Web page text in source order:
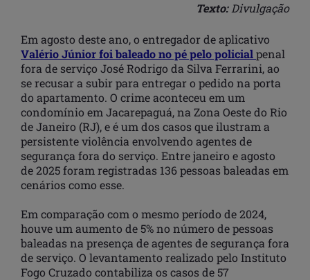
Texto:Divulgação
Em agosto deste ano, o entregador de aplicativo
Valério Júnior foi baleado no pé pelo policialpenal
fora de serviço José Rodrigo da Silva Ferrarini, ao
se recusar a subir para entregar o pedido na porta
do apartamento. O crime aconteceu em um
condomínio em Jacarepaguá, na Zona Oeste do Rio
de Janeiro (RJ), e é um dos casos que ilustram a
persistente violência envolvendo agentes de
segurança fora do serviço. Entre janeiro e agosto
de 2025 foram registradas 136 pessoas baleadas em
cenários como esse.
Em comparação com o mesmo período de 2024,
houve um aumento de 5% no número de pessoas
baleadas na presença de agentes de segurança fora
de serviço. O levantamento realizado pelo Instituto
Fogo Cruzado contabiliza os casos de 57